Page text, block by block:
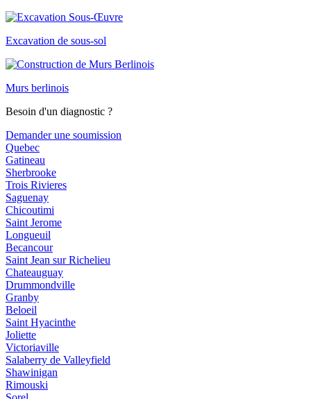
Excavation de sous-sol
Murs berlinois
Besoin d'un diagnostic ?
Demander une soumission
Quebec
Gatineau
Sherbrooke
Trois Rivieres
Saguenay
Chicoutimi
Saint Jerome
Longueuil
Becancour
Saint Jean sur Richelieu
Chateauguay
Drummondville
Granby
Beloeil
Saint Hyacinthe
Joliette
Victoriaville
Salaberry de Valleyfield
Shawinigan
Rimouski